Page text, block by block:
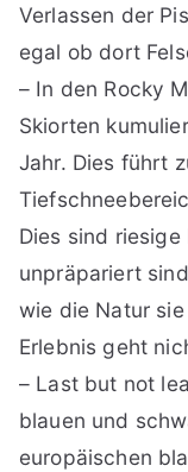
Verlassen der
egal ob dort
– In den Rocky
Skiorten
Jahr. Dies führt
Dies sind
unpräpariert
wie die Natur
Erlebnis geht
– Last but not
blauen und
europäischen